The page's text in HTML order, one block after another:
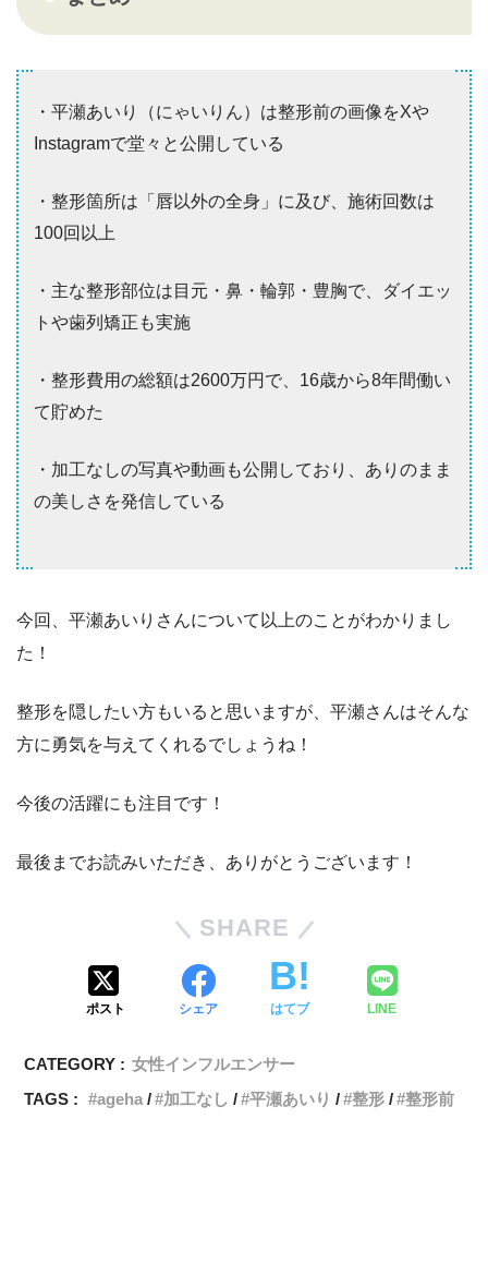
・平瀬あいり（にゃいりん）は整形前の画像をXや
Instagramで堂々と公開している
・整形箇所は「唇以外の全身」に及び、施術回数は
100回以上
・主な整形部位は目元・鼻・輪郭・豊胸で、ダイエッ
トや歯列矯正も実施
・整形費用の総額は2600万円で、16歳から8年間働い
て貯めた
・加工なしの写真や動画も公開しており、ありのまま
の美しさを発信している
今回、平瀬あいりさんについて以上のことがわかりまし
た！
整形を隠したい方もいると思いますが、平瀬さんはそんな
方に勇気を与えてくれるでしょうね！
今後の活躍にも注目です！
最後までお読みいただき、ありがとうございます！
SHARE
ポスト シェア はてブ LINE
CATEGORY : 女性インフルエンサー
TAGS :
ageha 加工なし 平瀬あいり 整形 整形前